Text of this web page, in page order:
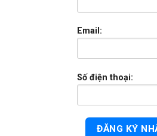
Email:
Số điện thoại: